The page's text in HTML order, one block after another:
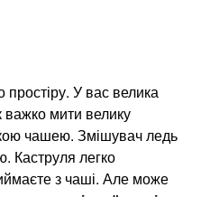
простіру. У вас велика
важко мити велику
чашею. Змішувач ледь
Каструля легко
з чаші. Але може